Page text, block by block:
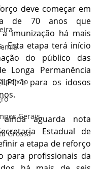
paixão
Gerais
Grossa
deve começar em
de 70 anos que
imunização há mais
Esta etapa terá início
do público das
Longa Permanência
e para os idosos
ainda aguarda nota
Estadual de
a etapa de reforço
para profissionais da